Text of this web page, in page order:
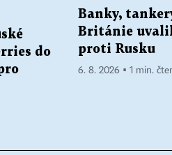
do
Banky,
Británie
proti Rusku
6. 8. 2026 ▪ 1 min.